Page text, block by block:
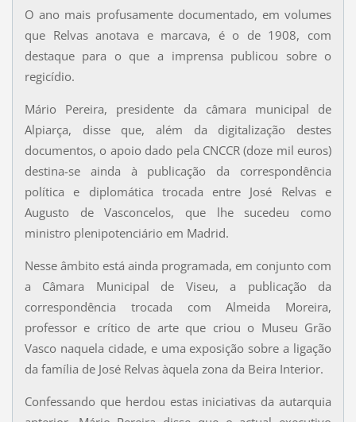
O ano mais profusamente documentado, em volumes
que Relvas anotava e marcava, é o de 1908, com
destaque para o que a imprensa publicou sobre o
regicídio.
Mário Pereira, presidente da câmara municipal de
Alpiarça, disse que, além da digitalização destes
documentos, o apoio dado pela CNCCR (doze mil euros)
destina-se ainda à publicação da correspondência
política e diplomática trocada entre José Relvas e
Augusto de Vasconcelos, que lhe sucedeu como
ministro plenipotenciário em Madrid.
Nesse âmbito está ainda programada, em conjunto com
a Câmara Municipal de Viseu, a publicação da
correspondência trocada com Almeida Moreira,
professor e crítico de arte que criou o Museu Grão
Vasco naquela cidade, e uma exposição sobre a ligação
da família de José Relvas àquela zona da Beira Interior.
Confessando que herdou estas iniciativas da autarquia